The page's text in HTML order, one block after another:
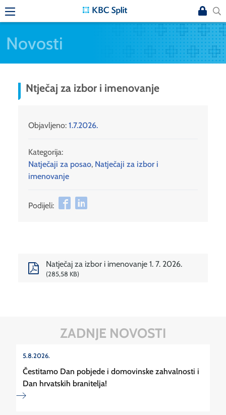
Novosti
Ntječaj za izbor i imenovanje
Objavljeno: 1.7.2026.
Kategorija:
Natječaji za posao, Natječaji za izbor i
imenovanje
Podijeli:
Natječaj za izbor i imenovanje 1. 7. 2026.
285,58 KB
ZADNJE NOVOSTI
5.8.2026.
Čestitamo Dan pobjede i domovinske zahvalnosti i
Dan hrvatskih branitelja!